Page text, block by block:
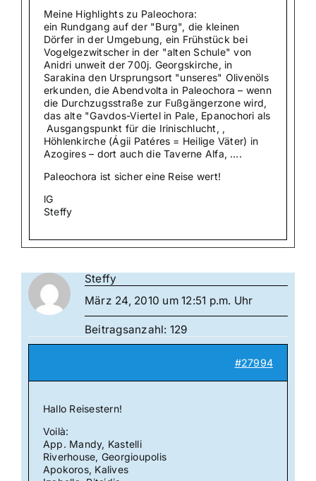
Meine Highlights zu Paleochora:
ein Rundgang auf der "Burg", die kleinen
Dörfer in der Umgebung, ein Frühstück bei
Vogelgezwitscher in der "alten Schule" von
Anidri unweit der 700j. Georgskirche, in
Sarakina den Ursprungsort "unseres" Olivenöls
erkunden, die Abendvolta in Paleochora – wenn
die Durchzugsstraße zur Fußgängerzone wird,
das alte "Gavdos-Viertel in Pale, Epanochori als
Ausgangspunkt für die Irinischlucht, ,
Höhlenkirche (Ágii Patéres = Heilige Väter) in
Azogires – dort auch die Taverne Alfa, ….
Paleochora ist sicher eine Reise wert!
lG
Steffy
Steffy
März 24, 2010 um 12:51 p.m. Uhr
Beitragsanzahl: 129
#27994
Hallo Reisestern!
Voilà:
App. Mandy, Kastelli
Riverhouse, Georgioupolis
Apokoros, Kalives